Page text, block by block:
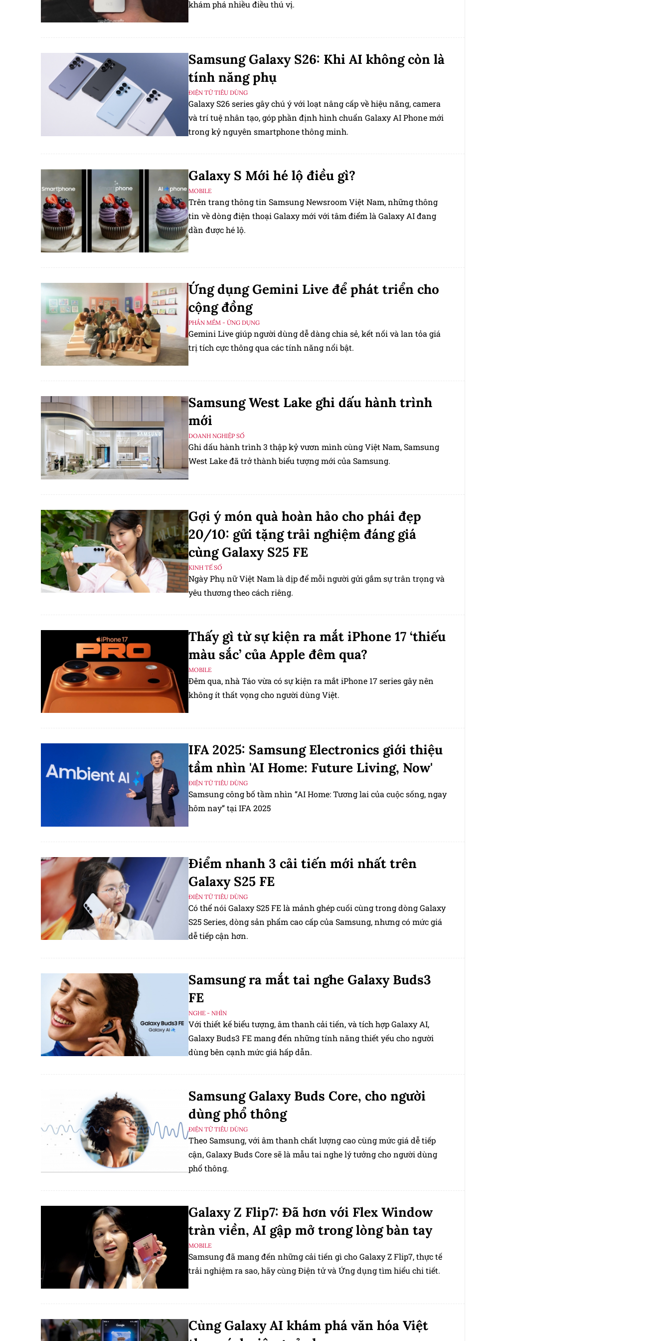
khám phá nhiều điều thú vị.
Samsung Galaxy S26: Khi AI không còn là
tính năng phụ
ĐIỆN TỬ TIÊU DÙNG
Galaxy S26 series gây chú ý với loạt nâng cấp về hiệu năng, camera
và trí tuệ nhân tạo, góp phần định hình chuẩn Galaxy AI Phone mới
trong kỷ nguyên smartphone thông minh.
Galaxy S Mới hé lộ điều gì?
MOBILE
Trên trang thông tin Samsung Newsroom Việt Nam, những thông
tin về dòng điện thoại Galaxy mới với tâm điểm là Galaxy AI đang
dần được hé lộ.
Ứng dụng Gemini Live để phát triển cho
cộng đồng
PHẦN MỀM - ỨNG DỤNG
Gemini Live giúp người dùng dễ dàng chia sẻ, kết nối và lan tỏa giá
trị tích cực thông qua các tính năng nổi bật.
Samsung West Lake ghi dấu hành trình
mới
DOANH NGHIỆP SỐ
Ghi dấu hành trình 3 thập kỷ vươn mình cùng Việt Nam, Samsung
West Lake đã trở thành biểu tượng mới của Samsung.
Gợi ý món quà hoàn hảo cho phái đẹp
20/10: gửi tặng trải nghiệm đáng giá
cùng Galaxy S25 FE
KINH TẾ SỐ
Ngày Phụ nữ Việt Nam là dịp để mỗi người gửi gắm sự trân trọng và
yêu thương theo cách riêng.
Thấy gì từ sự kiện ra mắt iPhone 17 ‘thiếu
màu sắc’ của Apple đêm qua?
MOBILE
Đêm qua, nhà Táo vừa có sự kiện ra mắt iPhone 17 series gây nên
không ít thất vọng cho người dùng Việt.
IFA 2025: Samsung Electronics giới thiệu
tầm nhìn 'AI Home: Future Living, Now'
ĐIỆN TỬ TIÊU DÙNG
Samsung công bố tầm nhìn “AI Home: Tương lai của cuộc sống, ngay
hôm nay” tại IFA 2025
Điểm nhanh 3 cải tiến mới nhất trên
Galaxy S25 FE
ĐIỆN TỬ TIÊU DÙNG
Có thể nói Galaxy S25 FE là mảnh ghép cuối cùng trong dòng Galaxy
S25 Series, dòng sản phẩm cao cấp của Samsung, nhưng có mức giá
dễ tiếp cận hơn.
Samsung ra mắt tai nghe Galaxy Buds3
FE
NGHE - NHÌN
Với thiết kế biểu tượng, âm thanh cải tiến, và tích hợp Galaxy AI,
Galaxy Buds3 FE mang đến những tính năng thiết yếu cho người
dùng bên cạnh mức giá hấp dẫn.
Samsung Galaxy Buds Core, cho người
dùng phổ thông
ĐIỆN TỬ TIÊU DÙNG
Theo Samsung, với âm thanh chất lượng cao cùng mức giá dễ tiếp
cận, Galaxy Buds Core sẽ là mẫu tai nghe lý tưởng cho người dùng
phổ thông.
Galaxy Z Flip7: Đã hơn với Flex Window
tràn viền, AI gập mở trong lòng bàn tay
MOBILE
Samsung đã mang đến những cải tiến gì cho Galaxy Z Flip7, thực tế
trải nghiệm ra sao, hãy cùng Điện tử và Ứng dụng tìm hiểu chi tiết.
Cùng Galaxy AI khám phá văn hóa Việt